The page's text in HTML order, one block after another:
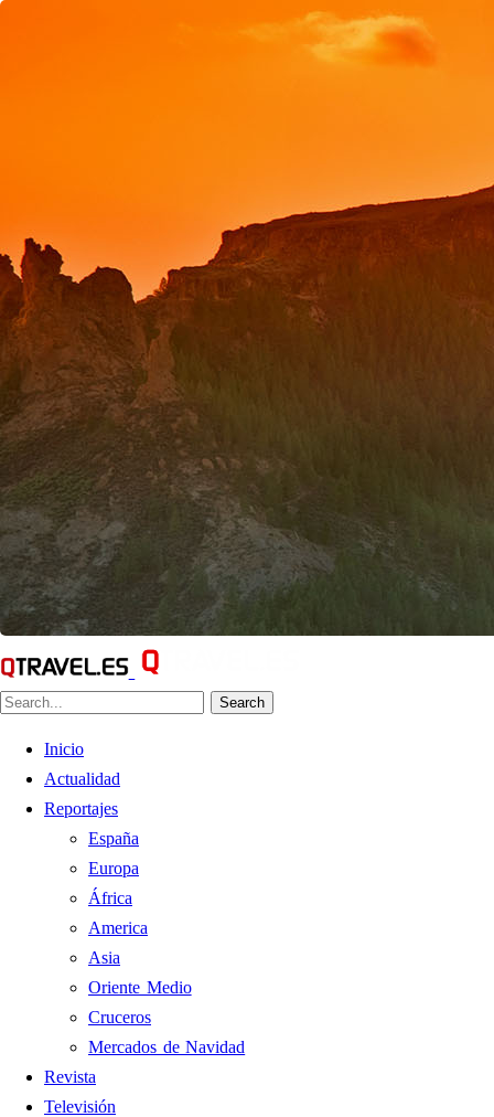
Search
Inicio
Actualidad
Reportajes
España
Europa
África
America
Asia
Oriente Medio
Cruceros
Mercados de Navidad
Revista
Televisión